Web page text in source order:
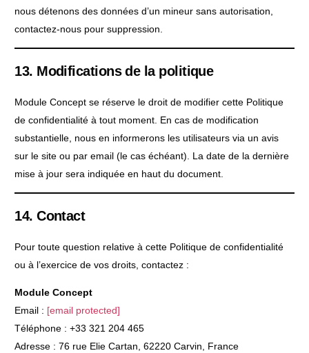
nous détenons des données d’un mineur sans autorisation,
contactez-nous pour suppression.
13. Modifications de la politique
Module Concept se réserve le droit de modifier cette Politique
de confidentialité à tout moment. En cas de modification
substantielle, nous en informerons les utilisateurs via un avis
sur le site ou par email (le cas échéant). La date de la dernière
mise à jour sera indiquée en haut du document.
14. Contact
Pour toute question relative à cette Politique de confidentialité
ou à l’exercice de vos droits, contactez :
Module Concept
Email : [email protected]
Téléphone : +33 321 204 465
Adresse : 76 rue Elie Cartan, 62220 Carvin, France